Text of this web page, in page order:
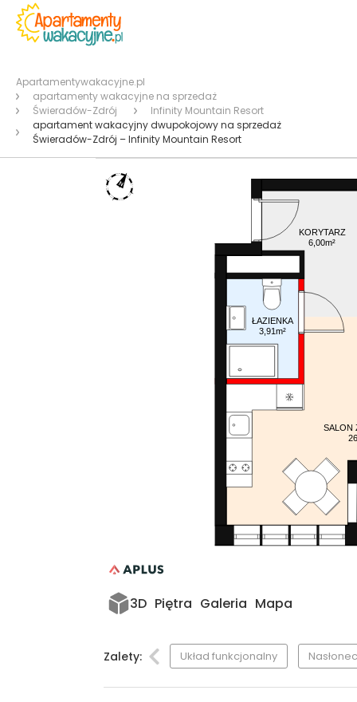
Apartamentywakacyjne.pl
apartamenty wakacyjne na sprzedaż
Świeradów-Zdrój
Infinity Mountain Resort
apartament wakacyjny dwupokojowy na sprzedaż
Świeradów-Zdrój – Infinity Mountain Resort
KORYTARZ
6,00m²
ŁAZIENKA
3,91m²
SALON
3D Piętra Galeria Mapa
Zalety: Układ funkcjonalny